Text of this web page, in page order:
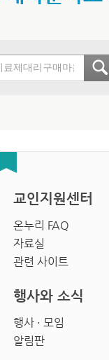
교인지원센터
온누리 FAQ
자료실
관련 사이트
행사와 소식
행사 · 모임
알림판